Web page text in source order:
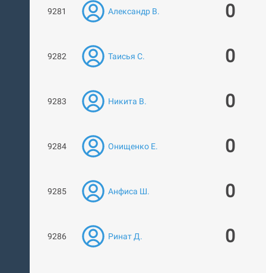
9281 Александр В. 0
9282 Таисья С. 0
9283 Никита В. 0
9284 Онищенко Е. 0
9285 Анфиса Ш. 0
9286 Ринат Д. 0